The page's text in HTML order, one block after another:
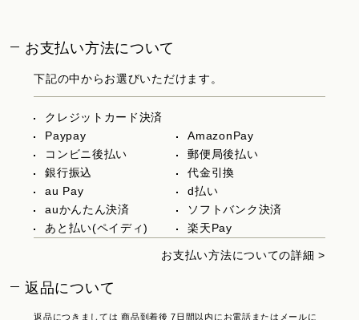
お支払い方法について
下記の中からお選びいただけます。
クレジットカード決済
Paypay
AmazonPay
コンビニ後払い
郵便局後払い
銀行振込
代金引換
au Pay
d払い
auかんたん決済
ソフトバンク決済
あと払い(ペイディ)
楽天Pay
お支払い方法についての詳細 >
返品について
返品につきましては 商品到着後 7日間以内にお電話またはメールに